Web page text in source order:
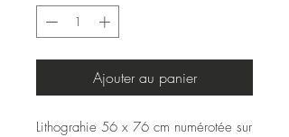
Ajouter au panier
Lithograhie 56 x 76 cm numérotée sur